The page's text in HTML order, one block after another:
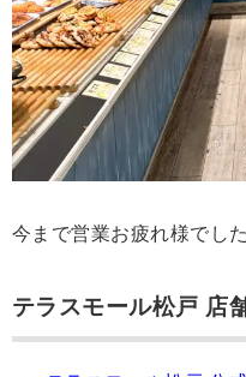
今まで営業お疲れ様でした
テラスモール松戸 店